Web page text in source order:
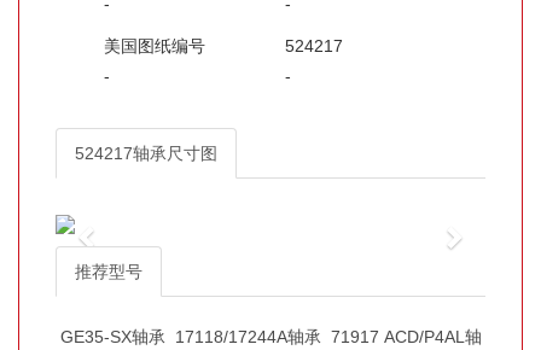
-
-
美国图纸编号
524217
-
-
524217轴承尺寸图
推荐型号
GE35-SX轴承 17118/17244A轴承 71917 ACD/P4AL轴